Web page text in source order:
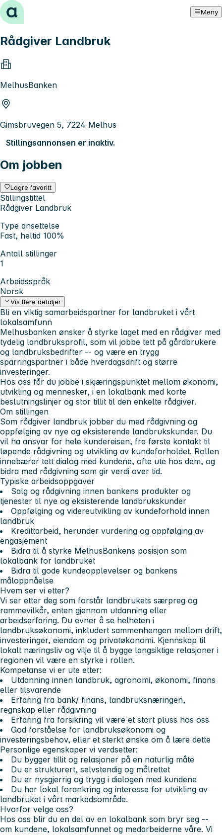
Hopp til innhold Meny
Rådgiver Landbruk
MelhusBanken
Gimsbruvegen 5, 7224 Melhus
Stillingsannonsen er inaktiv.
Om jobben
Lagre favoritt
Stillingstittel
Rådgiver Landbruk
Type ansettelse
Fast, heltid 100%
Antall stillinger
1
Arbeidsspråk
Norsk
Vis flere detaljer
Bli en viktig samarbeidspartner for landbruket i vårt
lokalsamfunn
Melhusbanken ønsker å styrke laget med en rådgiver med
tydelig landbruksprofil, som vil jobbe tett på gårdbrukere
og landbruksbedrifter -- og være en trygg
sparringspartner i både hverdagsdrift og større
investeringer.
Hos oss får du jobbe i skjæringspunktet mellom økonomi,
utvikling og mennesker, i en lokalbank med korte
beslutningslinjer og stor tillit til den enkelte rådgiver.
Om stillingen
Som rådgiver landbruk jobber du med rådgivning og
oppfølging av nye og eksisterende landbrukskunder. Du
vil ha ansvar for hele kundereisen, fra første kontakt til
løpende rådgivning og utvikling av kundeforholdet. Rollen
innebærer tett dialog med kundene, ofte ute hos dem, og
bidra med rådgivning som gir verdi over tid.
Typiske arbeidsoppgaver
Salg og rådgivning innen bankens produkter og
tjenester til nye og eksisterende landbrukskunder
Oppfølging og videreutvikling av kundeforhold innen
landbruk
Kredittarbeid, herunder vurdering og oppfølging av
engasjement
Bidra til å styrke MelhusBankens posisjon som
lokalbank for landbruket
Bidra til gode kundeopplevelser og bankens
måloppnåelse
Hvem ser vi etter?
Vi ser etter deg som forstår landbrukets særpreg og
rammevilkår, enten gjennom utdanning eller
arbeidserfaring. Du evner å se helheten i
landbruksøkonomi, inkludert sammenhengen mellom drift,
investeringer, eiendom og privatøkonomi. Kjennskap til
lokalt næringsliv og vilje til å bygge langsiktige relasjoner i
regionen vil være en styrke i rollen.
Kompetanse vi er ute etter:
Utdanning innen landbruk, agronomi, økonomi, finans
eller tilsvarende
Erfaring fra bank/ finans, landbruksnæringen,
regnskap eller rådgivning
Erfaring fra forsikring vil være et stort pluss hos oss
God forståelse for landbruksøkonomi og
investeringsbehov, eller et sterkt ønske om å lære dette
Personlige egenskaper vi verdsetter:
Du bygger tillit og relasjoner på en naturlig måte
Du er strukturert, selvstendig og målrettet
Du er nysgjerrig og trygg i dialogen med kundene
Du har lokal forankring og interesse for utvikling av
landbruket i vårt markedsområde.
Hvorfor velge oss?
Hos oss blir du en del av en lokalbank som bryr seg --
om kundene, lokalsamfunnet og medarbeiderne våre. Vi